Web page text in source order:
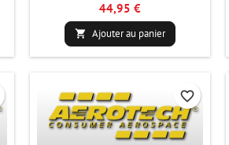
44,95 €
 Ajouter au panier
favorite_border